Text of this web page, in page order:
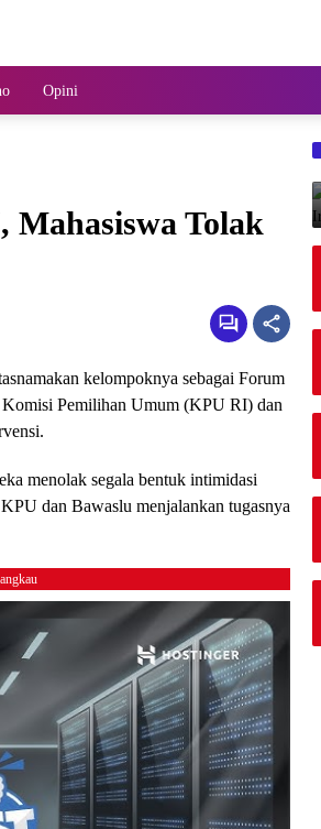
Opini
Mahasiswa Tolak
kelompoknya sebagai Forum
Komisi Pemilihan Umum (KPU RI) dan
menolak segala bentuk intimidasi
dan Bawaslu menjalankan tugasnya